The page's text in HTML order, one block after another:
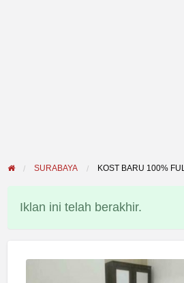
SURABAYA KOST BARU 100%
Iklan ini telah berakhir.